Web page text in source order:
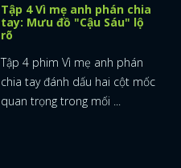
Tập 4 Vì mẹ anh phán chia
tay: Mưu đồ "Cậu Sáu" lộ
rõ
Tập 4 phim Vì mẹ anh phán
chia tay đánh dấu hai cột mốc
quan trọng trong mối ...